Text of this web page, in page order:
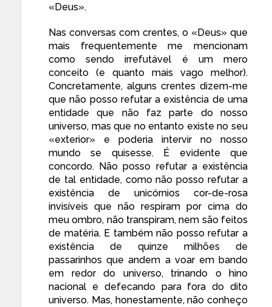
«Deus».
Nas conversas com crentes, o «Deus» que
mais frequentemente me mencionam
como sendo irrefutável é um mero
conceito (e quanto mais vago melhor).
Concretamente, alguns crentes dizem-me
que não posso refutar a existência de uma
entidade que não faz parte do nosso
universo, mas que no entanto existe no seu
«exterior» e poderia intervir no nosso
mundo se quisesse. É evidente que
concordo. Não posso refutar a existência
de tal entidade, como não posso refutar a
existência de unicórnios cor-de-rosa
invisíveis que não respiram por cima do
meu ombro, não transpiram, nem são feitos
de matéria. E também não posso refutar a
existência de quinze milhões de
passarinhos que andem a voar em bando
em redor do universo, trinando o hino
nacional e defecando para fora do dito
universo. Mas, honestamente, não conheço